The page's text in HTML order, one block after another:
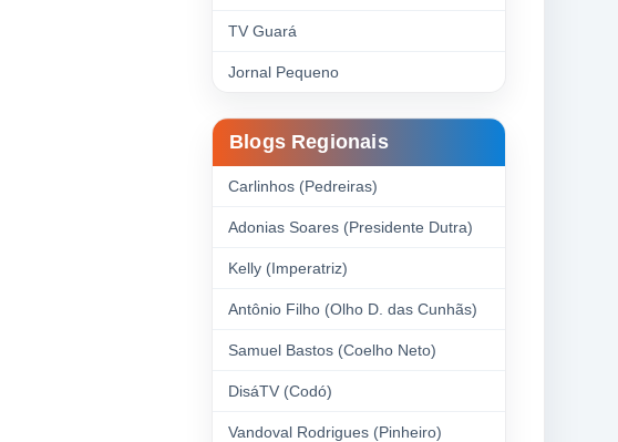
TV Guará
Jornal Pequeno
Blogs Regionais
Carlinhos (Pedreiras)
Adonias Soares (Presidente Dutra)
Kelly (Imperatriz)
Antônio Filho (Olho D. das Cunhãs)
Samuel Bastos (Coelho Neto)
DisáTV (Codó)
Vandoval Rodrigues (Pinheiro)